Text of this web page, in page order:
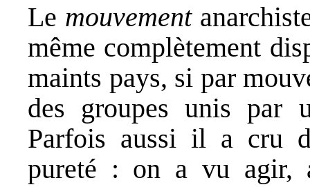
Le mouvement
même complètement
maints pays, si par
des groupes unis par
Parfois aussi il a cru
pureté : on a vu agir,